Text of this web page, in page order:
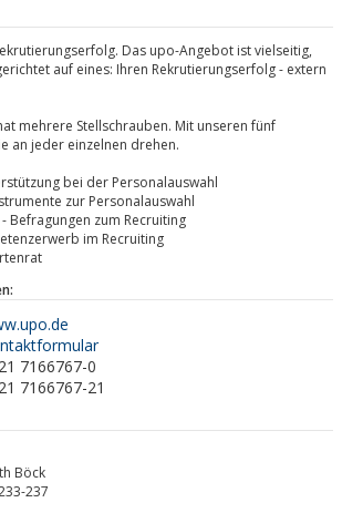
Das upo-Angebot ist vielseitig,
auf eines: Ihren Rekrutierungserfolg - extern
mehrere Stellschrauben. Mit unseren fünf
an jeder einzelnen drehen.
bei der Personalauswahl
zur Personalauswahl
Befragungen zum Recruiting
im Recruiting
7166767-0
7166767-21
Böck
237